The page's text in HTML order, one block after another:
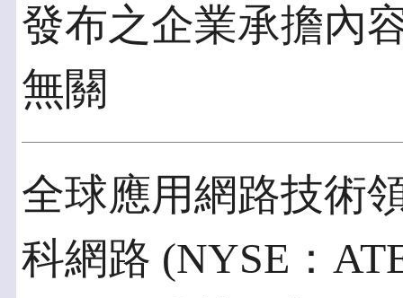
發布之企業承擔內
無關
全球應用網路技術
科網路 (NYSE：